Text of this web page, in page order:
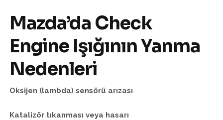
Mazda’da Check
Engine Işığının Yanma
Nedenleri
Oksijen (lambda) sensörü arızası
Katalizör tıkanması veya hasarı